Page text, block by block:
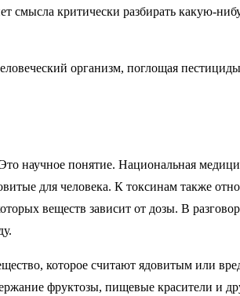
смысла критически разбирать какую-
организм, поглощая
научное понятие. Национальная
для человека. К токсинам также
веществ зависит от дозы. В
которое считают ядовитым или
фруктозы, пищевые красители и